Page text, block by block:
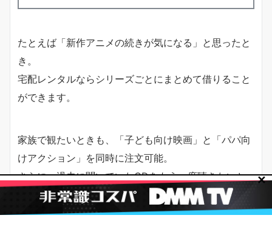
たとえば「新作アニメの続きが気になる」と思ったと
き。
宅配レンタルならシリーズごとにまとめて借りること
ができます。
家族で観たいときも、「子ども向け映画」と「パパ向
けアクション」を同時に注文可能。
さらに、過去に聞いていたCDをもう一度聴きたいと
いうときも便利。
✕